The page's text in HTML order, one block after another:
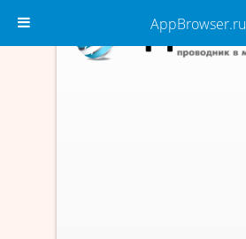
AppBrowser.ru